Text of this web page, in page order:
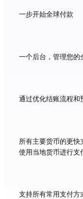
一步开始全球付款
一个后台，管理您的
通过优化结账流程
所有主要货币的更
使用当地货币进行支
支持所有常用支付方